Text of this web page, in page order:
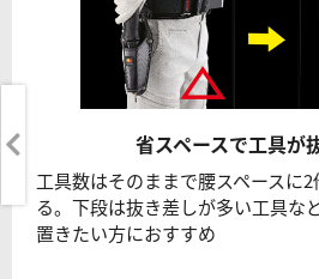
省スペースで工具が
工具数はそのままで腰スペースに
る。下段は抜き差しが多い工具な
置きたい方におすすめ